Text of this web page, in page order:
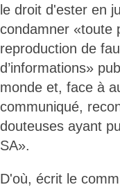
le droit d'ester en
condamner «toute
reproduction de
d’informations»
monde et, face à
communiqué,
douteuses ayant
SA».
D'où, écrit le